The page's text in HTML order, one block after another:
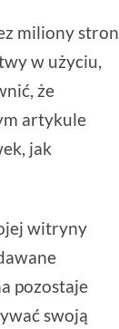
miliony stron
w użyciu,
że
artykule
jak
witryny
pozostaje
swoją